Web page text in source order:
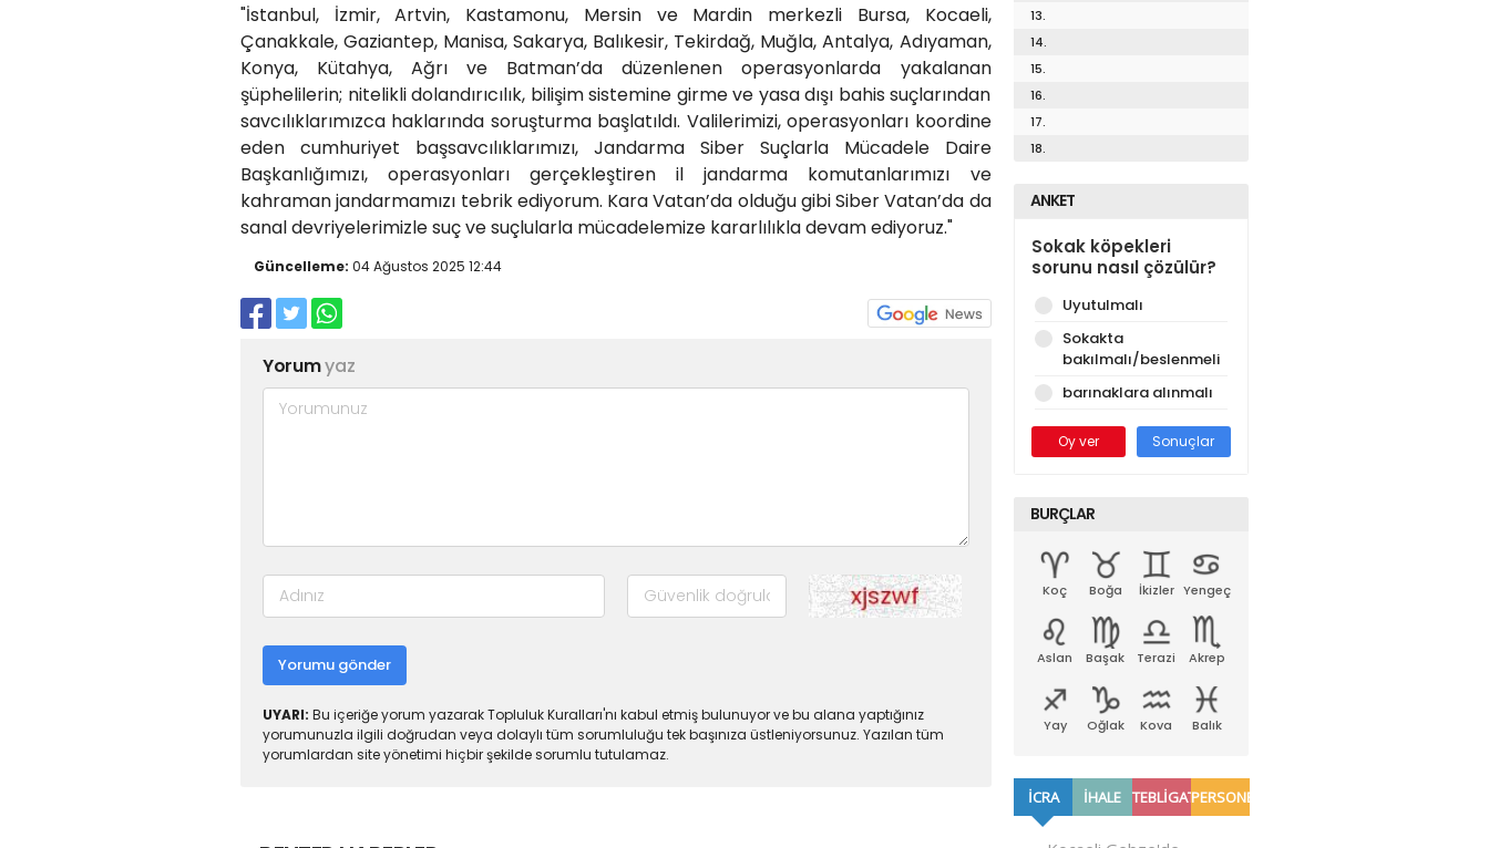
"İstanbul, İzmir, Artvin, Kastamonu, Mersin ve Mardin merkezli Bursa, Kocaeli,
Çanakkale, Gaziantep, Manisa, Sakarya, Balıkesir, Tekirdağ, Muğla, Antalya, Adıyaman,
Konya, Kütahya, Ağrı ve Batman’da düzenlenen operasyonlarda yakalanan
şüphelilerin; nitelikli dolandırıcılık, bilişim sistemine girme ve yasa dışı bahis suçlarından
savcılıklarımızca haklarında soruşturma başlatıldı. Valilerimizi, operasyonları koordine
eden cumhuriyet başsavcılıklarımızı, Jandarma Siber Suçlarla Mücadele Daire
Başkanlığımızı, operasyonları gerçekleştiren il jandarma komutanlarımızı ve
kahraman jandarmamızı tebrik ediyorum. Kara Vatan’da olduğu gibi Siber Vatan’da da
sanal devriyelerimizle suç ve suçlularla mücadelemize kararlılıkla devam ediyoruz."
Güncelleme: 04 Ağustos 2025 12:44
Yorumyaz
Yorumu gönder
UYARI: Bu içeriğe yorum yazarak Topluluk Kuralları'nı kabul etmiş bulunuyor ve bu alana yaptığınız
yorumunuzla ilgili doğrudan veya dolaylı tüm sorumluluğu tek başınıza üstleniyorsunuz. Yazılan tüm
yorumlardan site yönetimi hiçbir şekilde sorumlu tutulamaz.
13.
14.
15.
16.
17.
18.
ANKET
Sokak köpekleri
sorunu nasıl çözülür?
Uyutulmalı
Sokakta
bakılmalı/beslenmeli
barınaklara alınmalı
Oy ver Sonuçlar
BURÇLAR
Koç Boğa İkizler Yengeç
Aslan Başak Terazi Akrep
Yay Oğlak Kova Balık